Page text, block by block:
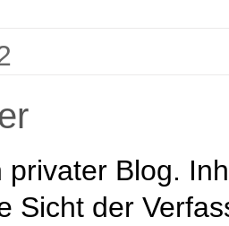
privater Blog.
Sicht der